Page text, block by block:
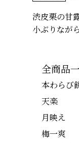
渋皮栗の甘
小ぶりなが
全商品
本わらび
天楽
月映え
梅一爽